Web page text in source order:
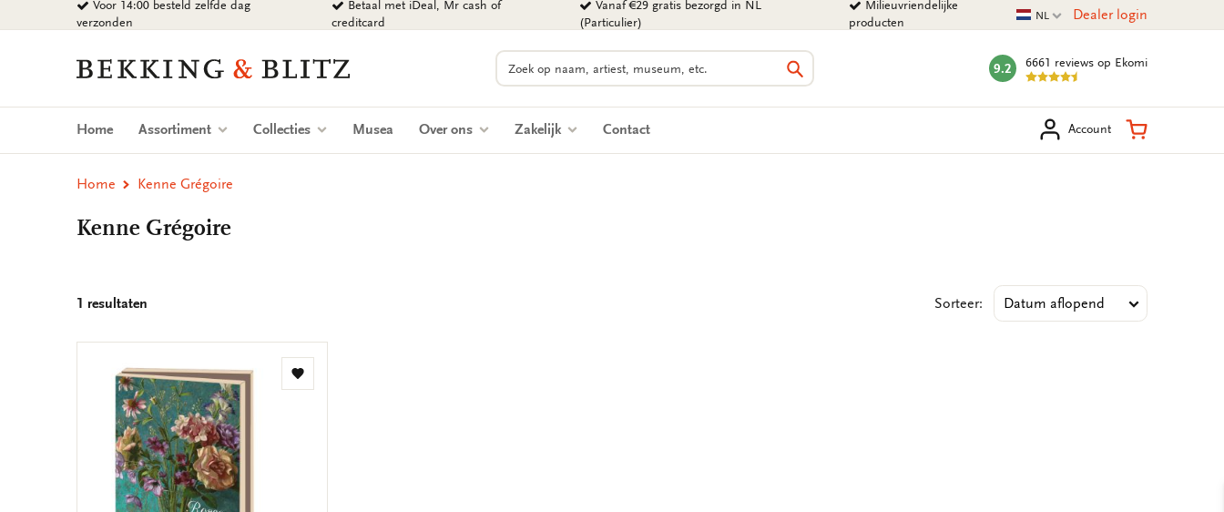
naar
Voor 14:00 besteld zelfde dag
verzonden
Betaal met iDeal, Mr cash of
creditcard
Vanaf €29 gratis bezorgd in NL
(Particulier)
Milieuvriendelijke
producten
Huidige taal
NL Dealer login
Bekking
Blitz
Uitgevers
Zoeken
Zoeken
mark:
9.2 6661 reviews op Ekomi
Home Assortiment Collecties Musea Over ons Zakelijk Contact Account Winkelmand
Home Kenne Grégoire
Kenne Grégoire
1 resultaten Sorteer:
Toevoegen